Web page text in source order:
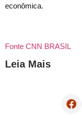
econômica.
Fonte CNN BRASIL
Leia Mais